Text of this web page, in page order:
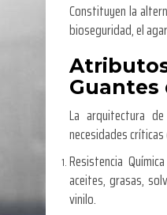
Constituyen la
bioseguridad, el
Guantes
La arquitectura
necesidades
Resistencia
aceites, grasas,
vinilo.